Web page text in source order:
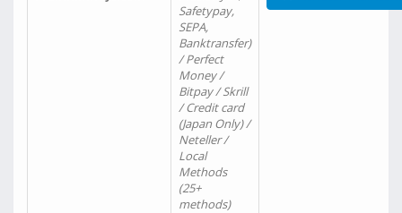
Safetypay,
SEPA,
Banktransfer)
/ Perfect
Money /
Bitpay / Skrill
/ Credit card
(Japan Only) /
Neteller /
Local
Methods
(25+
methods)